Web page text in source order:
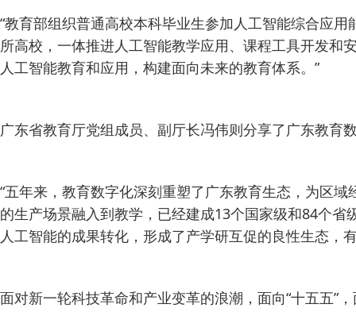
“教育部组织普通高校本科毕业生参加人工智能综合应
所高校，一体推进人工智能教学应用、课程工具开发和
人工智能教育和应用，构建面向未来的教育体系。”
广东省教育厅党组成员、副厅长冯伟则分享了广东教育
“五年来，教育数字化深刻重塑了广东教育生态，为区
的生产场景融入到教学，已经建成13个国家级和84个省
人工智能的成果转化，形成了产学研互促的良性生态，
面对新一轮科技革命和产业变革的浪潮，面向“十五五”